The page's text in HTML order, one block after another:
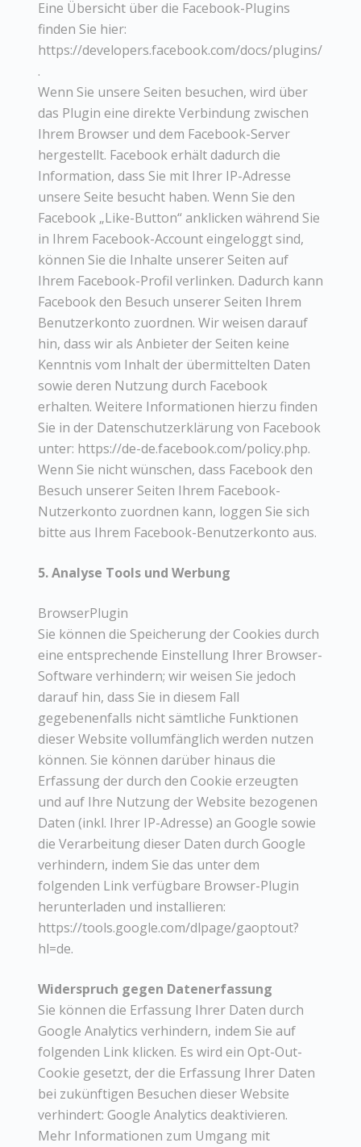
Eine Übersicht über die Facebook-Plugins
finden Sie hier:
https://developers.facebook.com/docs/plugins/
.
Wenn Sie unsere Seiten besuchen, wird über
das Plugin eine direkte Verbindung zwischen
Ihrem Browser und dem Facebook-Server
hergestellt. Facebook erhält dadurch die
Information, dass Sie mit Ihrer IP-Adresse
unsere Seite besucht haben. Wenn Sie den
Facebook „Like-Button“ anklicken während Sie
in Ihrem Facebook-Account eingeloggt sind,
können Sie die Inhalte unserer Seiten auf
Ihrem Facebook-Profil verlinken. Dadurch kann
Facebook den Besuch unserer Seiten Ihrem
Benutzerkonto zuordnen. Wir weisen darauf
hin, dass wir als Anbieter der Seiten keine
Kenntnis vom Inhalt der übermittelten Daten
sowie deren Nutzung durch Facebook
erhalten. Weitere Informationen hierzu finden
Sie in der Datenschutzerklärung von Facebook
unter: https://de-de.facebook.com/policy.php.
Wenn Sie nicht wünschen, dass Facebook den
Besuch unserer Seiten Ihrem Facebook-
Nutzerkonto zuordnen kann, loggen Sie sich
bitte aus Ihrem Facebook-Benutzerkonto aus.
5. Analyse Tools und Werbung
BrowserPlugin
Sie können die Speicherung der Cookies durch
eine entsprechende Einstellung Ihrer Browser-
Software verhindern; wir weisen Sie jedoch
darauf hin, dass Sie in diesem Fall
gegebenenfalls nicht sämtliche Funktionen
dieser Website vollumfänglich werden nutzen
können. Sie können darüber hinaus die
Erfassung der durch den Cookie erzeugten
und auf Ihre Nutzung der Website bezogenen
Daten (inkl. Ihrer IP-Adresse) an Google sowie
die Verarbeitung dieser Daten durch Google
verhindern, indem Sie das unter dem
folgenden Link verfügbare Browser-Plugin
herunterladen und installieren:
https://tools.google.com/dlpage/gaoptout?
hl=de.
Widerspruch gegen Datenerfassung
Sie können die Erfassung Ihrer Daten durch
Google Analytics verhindern, indem Sie auf
folgenden Link klicken. Es wird ein Opt-Out-
Cookie gesetzt, der die Erfassung Ihrer Daten
bei zukünftigen Besuchen dieser Website
verhindert: Google Analytics deaktivieren.
Mehr Informationen zum Umgang mit